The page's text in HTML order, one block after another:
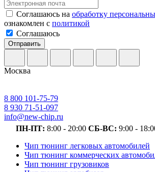
Соглашаюсь на обработку
ознакомлен с политикой
Соглашаюсь
Отправить
Москва
8 800 101-75-79
8 930 71-51-097
info@new-chip.ru
ПН-ПТ: 8:00 - 20:00 СБ-ВС: 9:00 -
Чип тюнинг легковых автомобилей
Чип тюнинг коммерческих
Чип тюнинг грузовиков